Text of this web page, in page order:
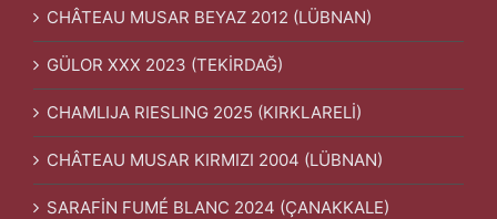
CHÂTEAU MUSAR BEYAZ 2012 (LÜBNAN)
GÜLOR XXX 2023 (TEKİRDAĞ)
CHAMLIJA RIESLING 2025 (KIRKLARELİ)
CHÂTEAU MUSAR KIRMIZI 2004 (LÜBNAN)
SARAFİN FUMÉ BLANC 2024 (ÇANAKKALE)